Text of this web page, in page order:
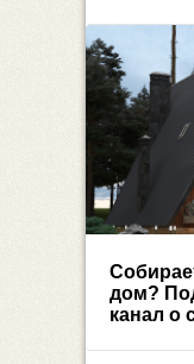
дом?
канал о